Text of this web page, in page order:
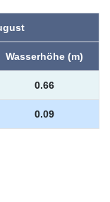
Wasserhöhe (m)
0.66
0.09